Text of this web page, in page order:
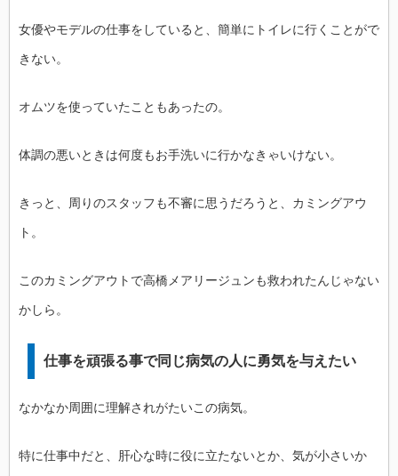
女優やモデルの仕事をしていると、簡単にトイレに行くことがで
きない。
オムツを使っていたこともあったの。
体調の悪いときは何度もお手洗いに行かなきゃいけない。
きっと、周りのスタッフも不審に思うだろうと、カミングアウ
ト。
このカミングアウトで高橋メアリージュンも救われたんじゃない
かしら。
仕事を頑張る事で同じ病気の人に勇気を与えたい
なかなか周囲に理解されがたいこの病気。
特に仕事中だと、肝心な時に役に立たないとか、気が小さいか